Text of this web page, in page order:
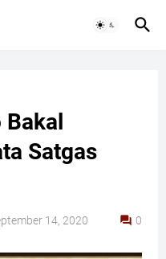
Satgas
14, 2020 0